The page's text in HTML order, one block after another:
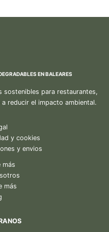
EN BALEARES
sostenibles para restaurantes,
reducir el impacto ambiental.
y cookies
y envios
más
más